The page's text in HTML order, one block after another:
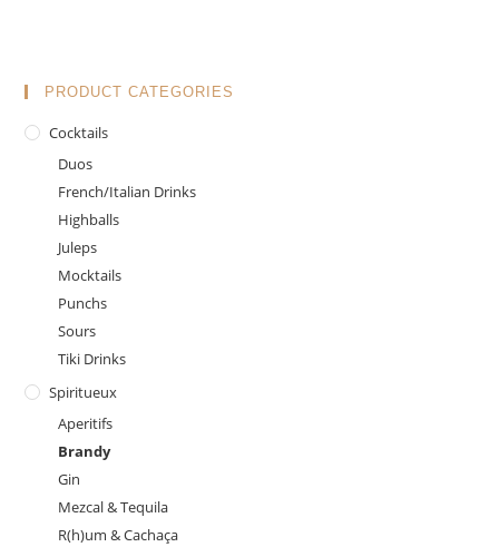
PRODUCT CATEGORIES
Cocktails
Duos
French/Italian Drinks
Highballs
Juleps
Mocktails
Punchs
Sours
Tiki Drinks
Spiritueux
Aperitifs
Brandy
Gin
Mezcal & Tequila
R(h)um & Cachaça